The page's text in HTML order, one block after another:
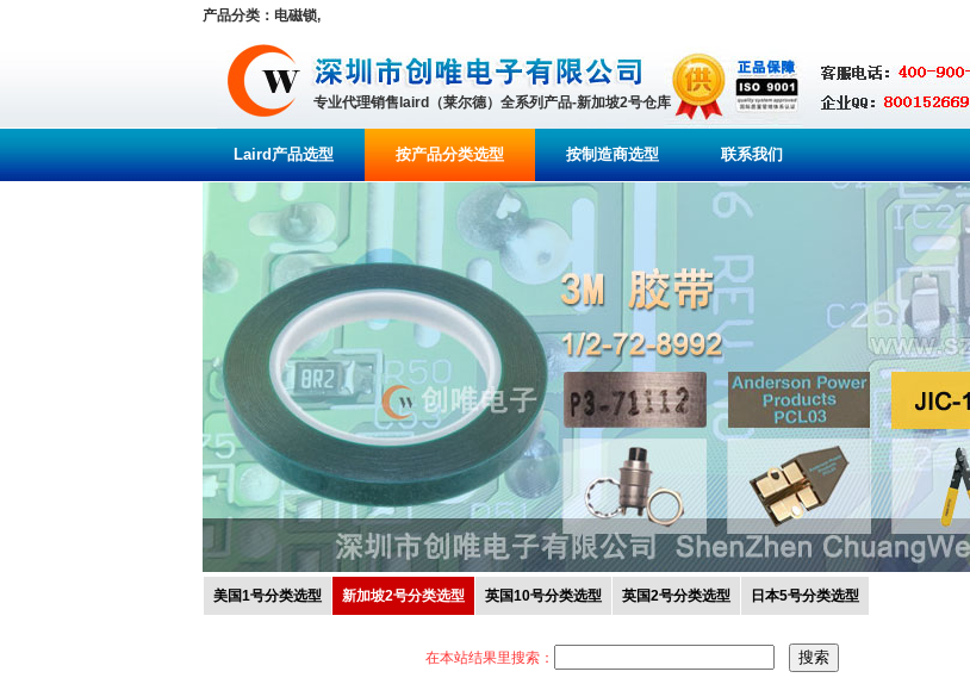
产品分类：电磁锁,
专业代理销售laird（莱尔德）全系列产品-新加坡2号仓库
Laird产品选型 按产品分类选型 按制造商选型 联系我们
美国1号分类选型 新加坡2号分类选型 英国10号分类选型 英国2号分类选型 日本5号分类选型
在本站结果里搜索：